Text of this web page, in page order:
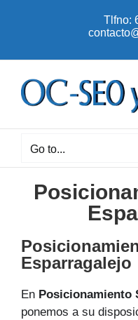
Tlfno:
Go to...
Esparragalejo
En Posicionamiento
ponemos a su